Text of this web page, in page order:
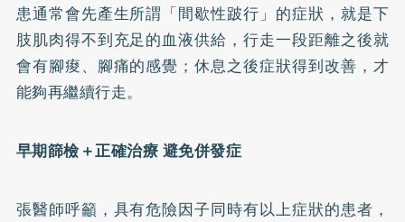
患通常會先產生所謂「間歇性跛行」的症狀，就是下
肢肌肉得不到充足的血液供給，行走一段距離之後就
會有腳痠、腳痛的感覺；休息之後症狀得到改善，才
能夠再繼續行走。
早期篩檢＋正確治療 避免併發症
張醫師呼籲，具有危險因子同時有以上症狀的患者，